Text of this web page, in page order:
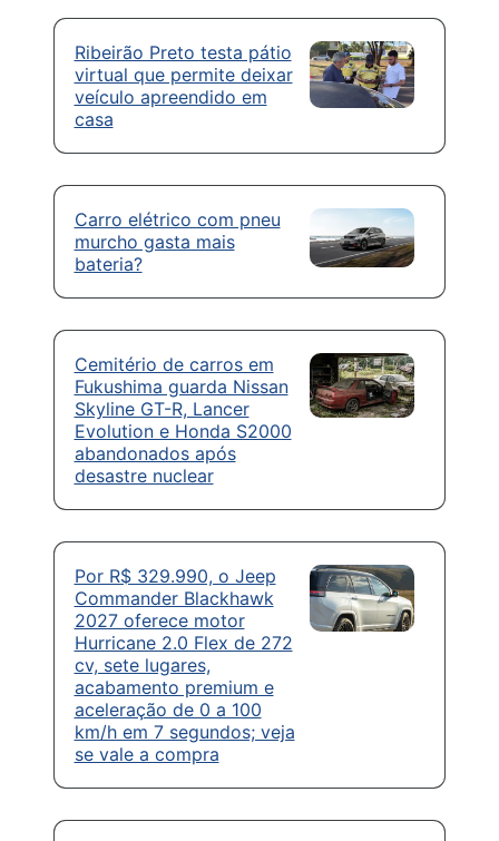
Ribeirão Preto testa pátio
virtual que permite deixar
veículo apreendido em
casa
Carro elétrico com pneu
murcho gasta mais
bateria?
Cemitério de carros em
Fukushima guarda Nissan
Skyline GT-R, Lancer
Evolution e Honda S2000
abandonados após
desastre nuclear
Por R$ 329.990, o Jeep
Commander Blackhawk
2027 oferece motor
Hurricane 2.0 Flex de 272
cv, sete lugares,
acabamento premium e
aceleração de 0 a 100
km/h em 7 segundos; veja
se vale a compra